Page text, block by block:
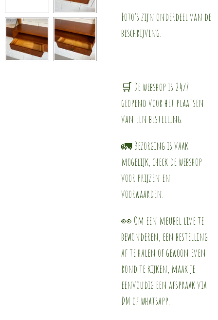
Foto’s zijn onderdeel van de
beschrijving.
🛒 De webshop is 24/7
geopend voor het plaatsen
van een bestelling.
🚛 Bezorging is vaak
mogelijk, check de webshop
voor prijzen en
voorwaarden.
👀 Om een meubel live te
bewonderen, een bestelling
af te halen of gewoon even
rond te kijken, maak je
eenvoudig een afspraak via
DM of whatsapp.